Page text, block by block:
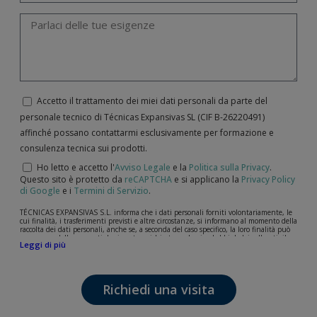
Accetto il trattamento dei miei dati personali da parte del
personale tecnico di Técnicas Expansivas SL (CIF B-­26220491)
affinché possano contattarmi esclusivamente per formazione e
consulenza tecnica sui prodotti.
Ho letto e accetto l'Avviso Legale e la Politica sulla Privacy.
Questo sito è protetto da reCAPTCHA e si applicano la Privacy Policy
di Google e i Termini di Servizio.
TÉCNICAS EXPANSIVAS S.L. informa che i dati personali forniti volontariamente, le
cui finalità, i trasferimenti previsti e altre circostanze, si informano al momento della
raccolta dei dati personali, anche se, a seconda del caso specifico, la loro finalità può
essere una delle seguenti: la risposta a richieste, reclami o dubbi da lei sollevati, il
mantenimento della relazione stabilita, la gestione integrale e commerciale dei
I dati contenuti nei nostri archivi sono assolutamente confidenziali e saranno
trattati con la massima riservatezza e nel rispetto di tutti i requisiti del
Regolamento Generale sulla Protezione dei Dati (GDPR) del 27 aprile 2016. I dati
rimarranno registrati nei nostri archivi per il tempo necessario allo scopo per il quale
Leggi di più
Richiedi una visita